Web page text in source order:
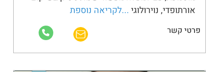
אורתופדי, נוירולוגי...לקריאה נוספת
פרטי קשר